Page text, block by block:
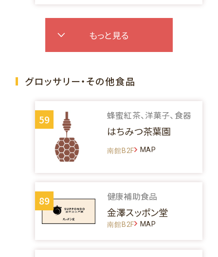
もっと見る
グロッサリー・その他食品
59 蜂蜜紅茶、洋菓子、食器
はちみつ茶葉園
南館B2F MAP
89 健康補助食品
金澤スッポン堂
南館B2F MAP